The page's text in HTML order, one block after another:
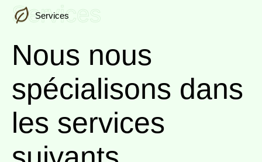
Services
Services
Nous nous
spécialisons dans
les services